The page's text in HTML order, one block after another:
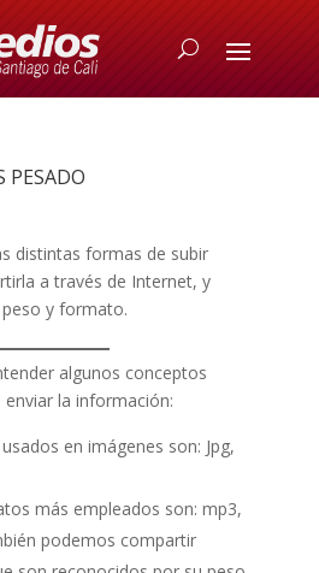
PESADO
distintas formas de subir
a través de Internet, y
y formato.
algunos conceptos
la información:
en imágenes son: Jpg,
más empleados son: mp3,
podemos compartir